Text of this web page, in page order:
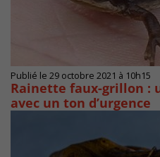
Publié le 29 octobre 2021 à 10h15
Rainette faux-grillon :
avec un ton d’urgence